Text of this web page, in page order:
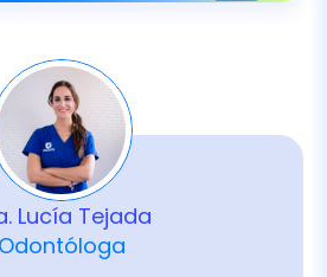
Lucía Tejada
Odontóloga
Tejada Martín combina su
odontología integral con